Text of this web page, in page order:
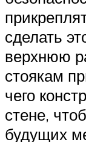
сделать
верхнюю
стоякам
чего
стене,
будущих